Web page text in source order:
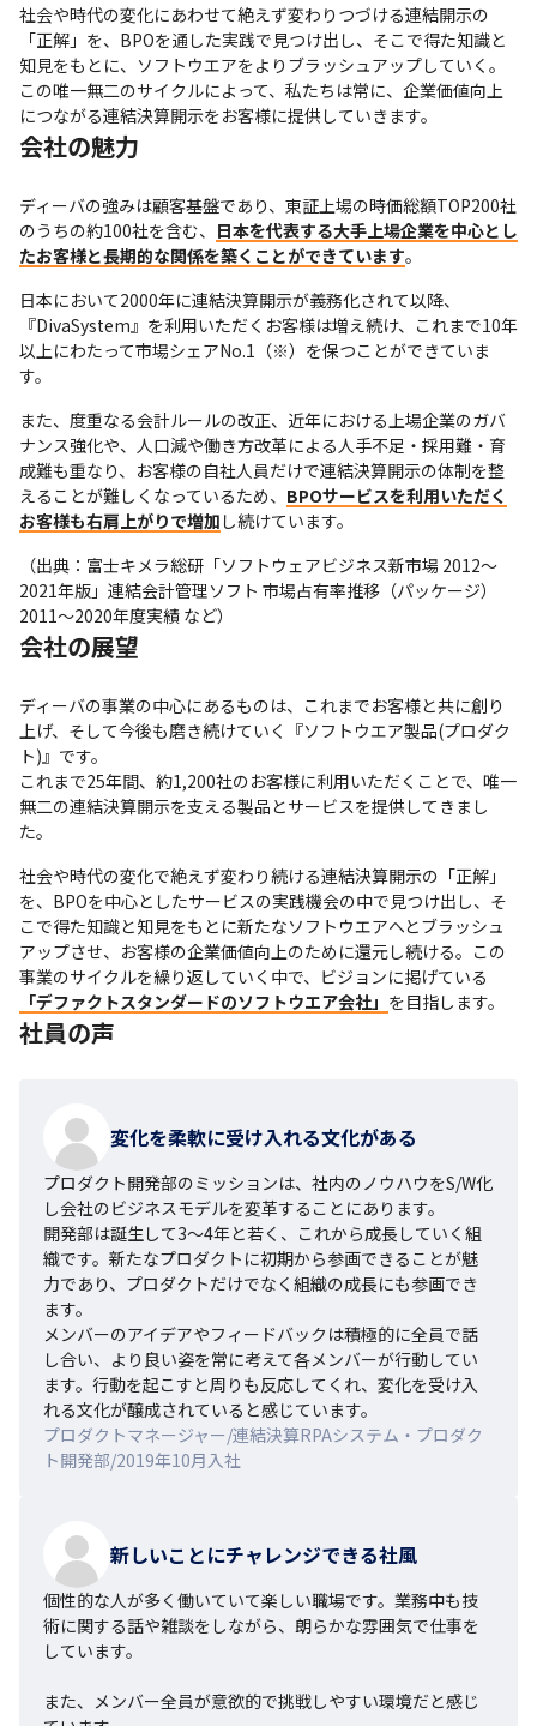
社会や時代の変化にあわせて絶えず変わりつづける連結開示の
「正解」を、BPOを通した実践で見つけ出し、そこで得た知識と
知見をもとに、ソフトウエアをよりブラッシュアップしていく。
この唯一無二のサイクルによって、私たちは常に、企業価値向上
につながる連結決算開示をお客様に提供していきます。
会社の魅力
ディーバの強みは顧客基盤であり、東証上場の時価総額TOP200社
のうちの約100社を含む、 日本を代表する大手上場企業を中心とし
たお客様と長期的な関係を築くことができています。
日本において2000年に連結決算開示が義務化されて以降、
『DivaSystem』を利用いただくお客様は増え続け、これまで10年
以上にわたって市場シェアNo.1（※）を保つことができていま
す。
また、度重なる会計ルールの改正、近年における上場企業のガバ
ナンス強化や、人口減や働き方改革による人手不足・採用難・育
成難も重なり、お客様の自社人員だけで連結決算開示の体制を整
えることが難しくなっているため、 BPOサービスを利用いただく
お客様も右肩上がりで増加 し続けています。
（出典：富士キメラ総研「ソフトウェアビジネス新市場 2012～
2021年版」連結会計管理ソフト 市場占有率推移（パッケージ）
2011～2020年度実績 など）
会社の展望
ディーバの事業の中心にあるものは、これまでお客様と共に創り
上げ、そして今後も磨き続けていく『ソフトウエア製品(プロダク
ト)』です。
これまで25年間、約1,200社のお客様に利用いただくことで、唯一
無二の連結決算開示を支える製品とサービスを提供してきまし
た。
社会や時代の変化で絶えず変わり続ける連結決算開示の「正解」
を、BPOを中心としたサービスの実践機会の中で見つけ出し、そ
こで得た知識と知見をもとに新たなソフトウエアへとブラッシュ
アップさせ、お客様の企業価値向上のために還元し続ける。この
事業のサイクルを繰り返していく中で、ビジョンに掲げている
「デファクトスタンダードのソフトウエア会社」 を目指します。
社員の声
変化を柔軟に受け入れる文化がある
プロダクト開発部のミッションは、社内のノウハウをS/W化
し会社のビジネスモデルを変革することにあります。
開発部は誕生して3～4年と若く、これから成長していく組
織です。新たなプロダクトに初期から参画できることが魅
力であり、プロダクトだけでなく組織の成長にも参画でき
ます。
メンバーのアイデアやフィードバックは積極的に全員で話
し合い、より良い姿を常に考えて各メンバーが行動してい
ます。行動を起こすと周りも反応してくれ、変化を受け入
れる文化が醸成されていると感じています。
プロダクトマネージャー/連結決算RPAシステム・プロダク
ト開発部/2019年10月入社
新しいことにチャレンジできる社風
個性的な人が多く働いていて楽しい職場です。業務中も技
術に関する話や雑談をしながら、朗らかな雰囲気で仕事を
しています。
また、メンバー全員が意欲的で挑戦しやすい環境だと感じ